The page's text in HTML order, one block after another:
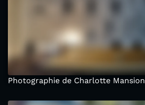
Photographie de Charlotte Mansion